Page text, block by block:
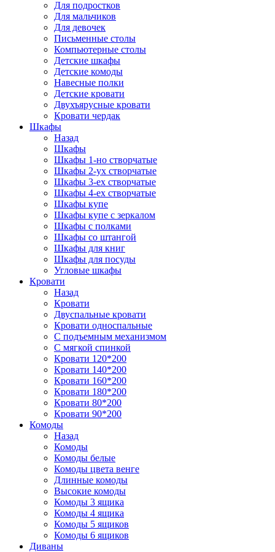
Для подростков
Для мальчиков
Для девочек
Письменные столы
Компьютерные столы
Детские шкафы
Детские комоды
Навесные полки
Детские кровати
Двухъярусные кровати
Кровати чердак
Шкафы
Назад
Шкафы
Шкафы 1-но створчатые
Шкафы 2-ух створчатые
Шкафы 3-ех створчатые
Шкафы 4-ех створчатые
Шкафы купе
Шкафы купе с зеркалом
Шкафы с полками
Шкафы со штангой
Шкафы для книг
Шкафы для посуды
Угловые шкафы
Кровати
Назад
Кровати
Двуспальные кровати
Кровати односпальные
С подъемным механизмом
С мягкой спинкой
Кровати 120*200
Кровати 140*200
Кровати 160*200
Кровати 180*200
Кровати 80*200
Кровати 90*200
Комоды
Назад
Комоды
Комоды белые
Комоды цвета венге
Длинные комоды
Высокие комоды
Комоды 3 ящика
Комоды 4 ящика
Комоды 5 ящиков
Комоды 6 ящиков
Диваны